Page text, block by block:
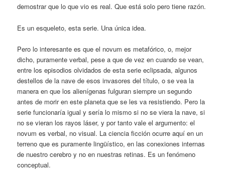
demostrar que lo que vio es real. Que está solo pero tiene razón.
Es un esqueleto, esta serie. Una única idea.
Pero lo interesante es que el novum es metafórico, o, mejor
dicho, puramente verbal, pese a que de vez en cuando se vean,
entre los episodios olvidados de esta serie eclipsada, algunos
destellos de la nave de esos invasores del título, o se vea la
manera en que los alienígenas fulguran siempre un segundo
antes de morir en este planeta que se les va resistiendo. Pero la
serie funcionaría igual y sería lo mismo si no se viera la nave, si
no se vieran los rayos láser, y por tanto vale el argumento: el
novum es verbal, no visual. La ciencia ficción ocurre aquí en un
terreno que es puramente lingüístico, en las conexiones internas
de nuestro cerebro y no en nuestras retinas. Es un fenómeno
conceptual.